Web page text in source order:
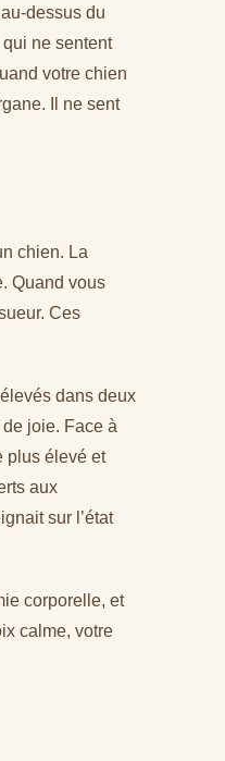
dessus du
ne sentent
votre chien
Il ne sent
chien. La
Quand vous
Ces
dans deux
joie. Face à
plus élevé et
aux
sur l’état
corporelle, et
calme, votre